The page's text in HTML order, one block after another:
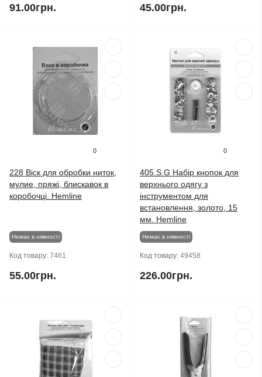
91.00грн. 45.00грн.
0
228 Віск для обробки ниток,
мулие, пряжі, блискавок в
коробочці. Hemline
Немає в нявності
Код товару: 7461
55.00грн.
0
405.S.G Набір кнопок для
верхнього одягу з
інструментом для
встановлення, золото, 15
мм. Hemline
Немає в нявності
Код товару: 49458
226.00грн.